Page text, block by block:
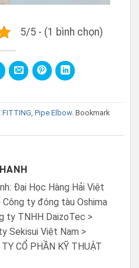
5/5 - (1 bình chọn)
FITTING ,Pipe Elbow. Bookmark
Đại Học Hàng Hải Việt
Công ty đóng tàu Oshima
ty TNHH DaizoTec >
Sekisui Việt Nam >
TY CỔ PHẦN KỸ THUẬT